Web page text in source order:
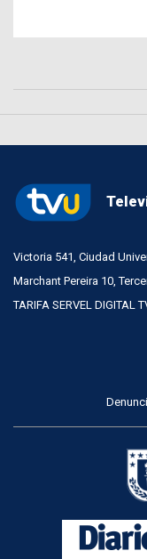
Victoria 541, Ciudad
Marchant Pereira 10,
TARIFA SERVEL DIGITAL